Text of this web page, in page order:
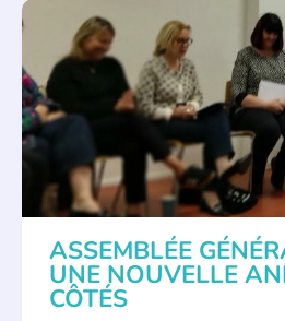
APPEL À SOUTIEN , VIE DE
ASSEMBLÉE
UNE NOUVELLE
CÔTÉS